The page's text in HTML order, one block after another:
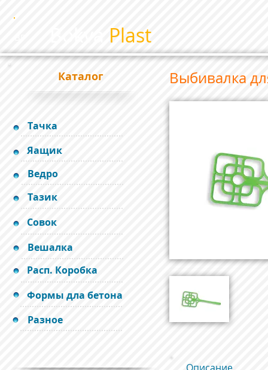
Plast
Каталог
Тачка
Яащик
Ведро
Тазик
Совок
Вешалка
Расп. Коробка
Формы дла бетона
Разное
Выбивалка